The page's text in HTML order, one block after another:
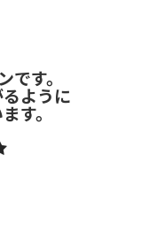
す。
ように
す。